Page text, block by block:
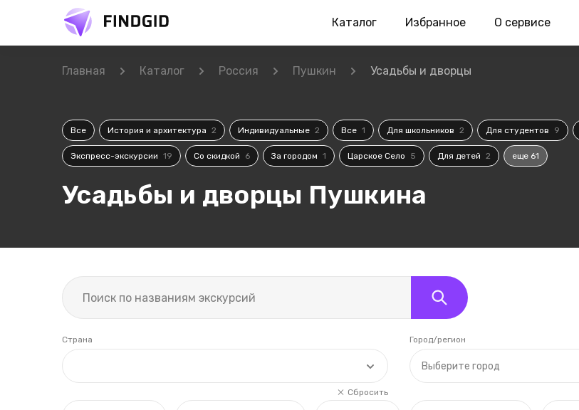
Каталог Избранное О сервисе
Главная Каталог Россия Пушкин Усадьбы и дворцы
Все История и архитектура 2 Индивидуальные 2 Все 1 Для школьников 2 Для студентов 9
Экспресс-экскурсии 19 Со скидкой 6 За городом 1 Царское Село 5 Для детей 2 еще 61
Усадьбы и дворцы Пушкина
Страна
Сбросить
Выберите город
Город/регион